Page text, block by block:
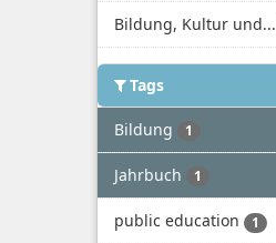
Bildung, Kultur und...
Tags
Bildung 1
Jahrbuch 1
public education 1